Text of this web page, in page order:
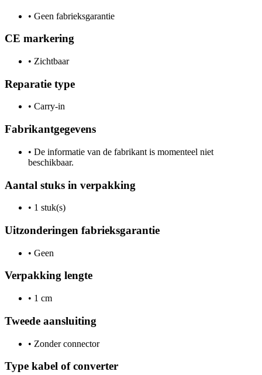
• Geen fabrieksgarantie
CE markering
• Zichtbaar
Reparatie type
• Carry-in
Fabrikantgegevens
• De informatie van de fabrikant is momenteel niet
beschikbaar.
Aantal stuks in verpakking
• 1 stuk(s)
Uitzonderingen fabrieksgarantie
• Geen
Verpakking lengte
• 1 cm
Tweede aansluiting
• Zonder connector
Type kabel of converter